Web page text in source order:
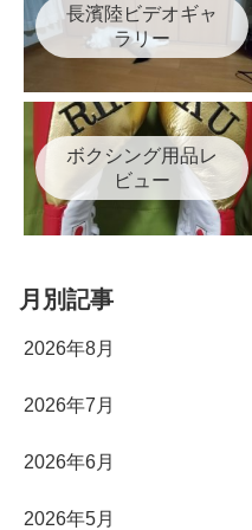
長濱陸ビデオギャ
ラリー
ボクシング用品レ
ビュー
月別記事
2026年8月
2026年7月
2026年6月
2026年5月